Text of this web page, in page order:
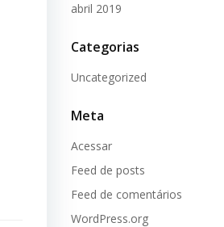
abril 2019
Categorias
Uncategorized
Meta
Acessar
Feed de posts
Feed de comentários
WordPress.org